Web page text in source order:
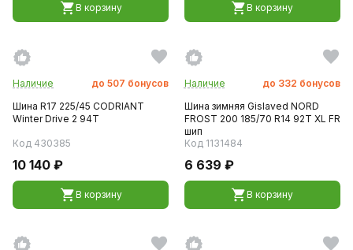
В корзину В корзину
Наличие до 507 бонусов
Шина R17 225/45 CODRIANT
Winter Drive 2 94T
Код 430385
10 140 ₽
В корзину
Наличие до 332 бонусов
Шина зимняя Gislaved NORD
FROST 200 185/70 R14 92T XL FR
шип
Код 1131484
6 639 ₽
В корзину